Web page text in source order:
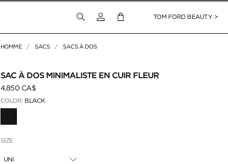
Connectez-vous à votre compte
TOM FORD BEAUTY >
HOMME SACS SACS À DOS
SAC À DOS MINIMALISTE EN CUIR FLEUR
4,850 CA$
COLOR: BLACK
SIZE
UNI